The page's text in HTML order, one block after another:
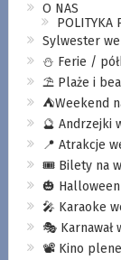
O NAS
POLITYKA
Sylwester
⛄️ Ferie /
⛱️ Plaże i
⛺️Weekend
🔮 Andrzejki
📍 Atrakcje
🎟️ Bilety na
🎃 Halloween
🎤 Karaoke
🎭 Karnawał
📽️ Kino